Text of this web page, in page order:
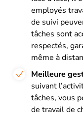
employés
de suivi
tâches sont
respectés,
même à
Meilleure
suivant
tâches, vous
de travail de